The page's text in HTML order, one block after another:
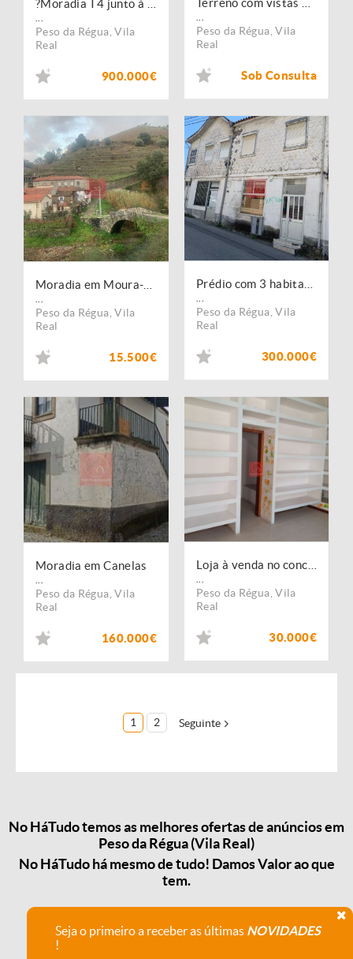
Peso da Régua ,Vila
Real
900.000€
Peso da Régua ,Vila
Real
Sob Consulta
Peso da Régua ,Vila
Real
15.500€
Peso da Régua ,Vila
Real
300.000€
Moradia em Canelas
Peso da Régua ,Vila
Real
160.000€
Peso da Régua ,Vila
Real
30.000€
1 2 Seguinte
No HáTudo temos as melhores ofertas de anúncios em
Peso da Régua (Vila Real)
No HáTudo há mesmo de tudo! Damos Valor ao que
tem.
Seja o primeiro a receber as últimas NOVIDADES
!